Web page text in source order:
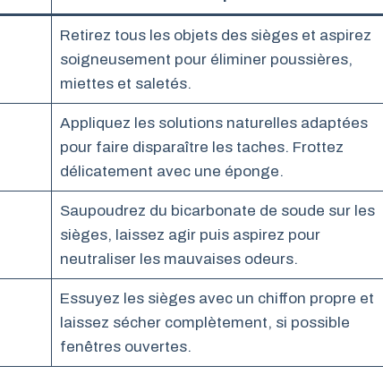
Retirez tous les objets des sièges et aspirez
soigneusement pour éliminer poussières,
miettes et saletés.
Appliquez les solutions naturelles adaptées
pour faire disparaître les taches. Frottez
délicatement avec une éponge.
Saupoudrez du bicarbonate de soude sur les
sièges, laissez agir puis aspirez pour
neutraliser les mauvaises odeurs.
Essuyez les sièges avec un chiffon propre et
laissez sécher complètement, si possible
fenêtres ouvertes.